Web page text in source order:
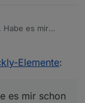
Habe es mir
true
der Methode
"Containern"
11:47
Elemente:
es mir schon